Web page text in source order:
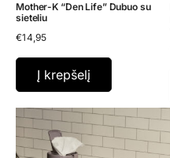
Mother-K “Den Life” Dubuo su
sieteliu
€14,95
Į krepšelį